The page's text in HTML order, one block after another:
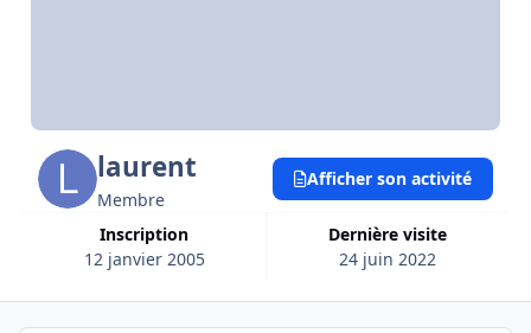
laurent
Membre
Inscription
12 janvier 2005
Dernière visite
24 juin 2022
Afficher son activité